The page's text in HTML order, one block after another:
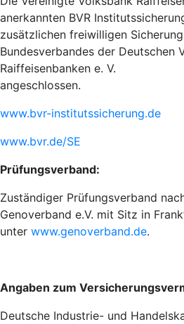
anerkannten BVR
zusätzlichen freiwilligen
Bundesverbandes der Deutschen
Raiffeisenbanken e. V.
angeschlossen.
www.bvr-institutssicherung.de
www.bvr.de/SE
Prüfungsverband:
Zuständiger Prüfungsverband
Genoverband e.V. mit Sitz in
unter www.genoverband.de.
Angaben zum
Deutsche Industrie- und